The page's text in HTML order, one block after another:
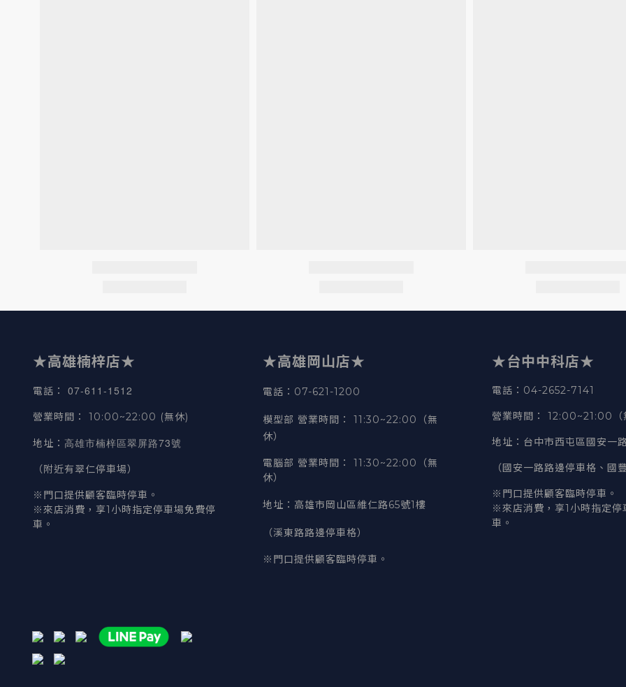
★高雄楠梓店★
電話 ： 07-611-1512
營業時間 ： 10:00~22:00 (無休)
地址 ： 高雄市楠梓區翠屏路73號
（附近有翠仁停車場）
※門口提供顧客臨時停車。
※來店消費，享1小時指定停車場免費停
車。
★高雄岡山店★
電話：07-621-1200
模型部 營業時間 ：
11:30~22:00（無
休）
電腦部 營業時間 ：
11:30~22:00（無
休）
地址 ： 高雄市岡山區維仁路65號1樓
（溪東路路邊停車格）
※門口提供顧客臨時停車。
★台中中科店★
電話 ：04-2652-7141
營業時間 ： 12:00~21:00（
地址 ：台中市西屯區國安一
（國安一路路邊停車格、國
※門口提供顧客臨時停車。
※來店消費，享1小時指定停
車。